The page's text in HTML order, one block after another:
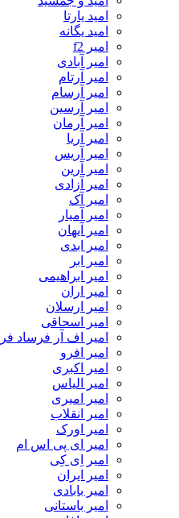
امید یارتا
امید یگانه
امیر f2
امیر آبادی
امیر آرتام
امیر آرسام
امیر آرسین
امیر آرمان
امیر آریا
امیر آریس
امیر آرین
امیر آزادی
امیر آک
امیر آمیار
امیر آیهان
امیر ابدی
امیر ابر
امیر ابراهیمی
امیر اران
امیر ارسلان
امیر اسحاقی
امیر اف آر فرساد فرا
امیر افرو
امیر اکبری
امیر الیاس
امیر امیری
امیر انقلاب
امیر اورک
امیر ای پی اس ام
امیر اِی کِی
امیر ایران
امیر بابادی
امیر باستانی